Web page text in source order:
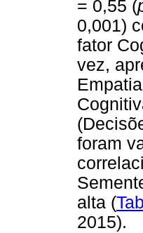
= 0,55 (
0,001)
fator
vez,
foram
alta (
2015).